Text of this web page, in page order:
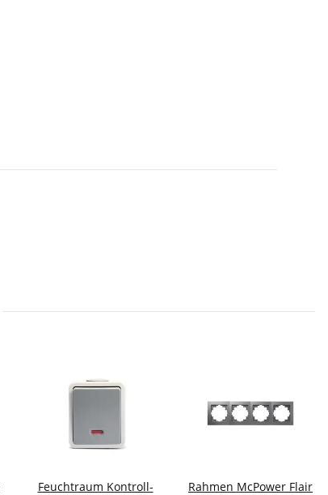
Feuchtraum Kontroll-
Rahmen McPower Flair